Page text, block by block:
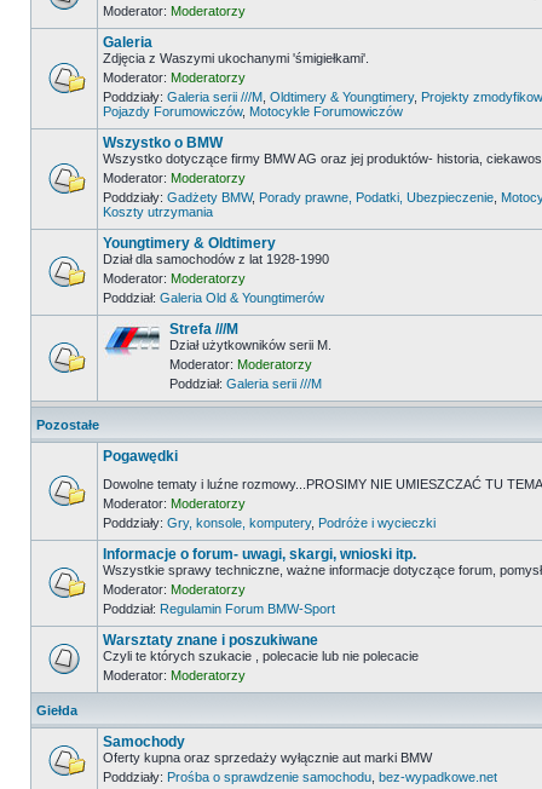
Moderator: Moderatorzy
Galeria
Zdjęcia z Waszymi ukochanymi 'śmigiełkami'.
Moderator: Moderatorzy
Poddziały: Galeria serii ///M Oldtimery & Youngtimery, Projekty
Pojazdy Forumowiczów, Motocykle Forumowiczów
Wszystko o BMW
Wszystko dotyczące firmy BMW AG oraz jej produktów- historia,
Moderator: Moderatorzy
Poddziały: Gadżety BMW, Porady prawne, Podatki, Ubezpieczenie
Koszty utrzymania
Youngtimery & Oldtimery
Dział dla samochodów z lat 1928-1990
Moderator: Moderatorzy
Poddział: Galeria Old & Youngtimerów
Strefa ///M
Dział użytkowników serii M.
Moderator: Moderatorzy
Poddział: Galeria serii ///M
Pozostałe
Pogawędki
Dowolne tematy i luźne rozmowy...PROSIMY NIE UMIESZCZAĆ TU
Moderator: Moderatorzy
Poddziały: Gry, konsole, komputery, Podróże i wycieczki
Informacje o forum- uwagi, skargi, wnioski itp.
Wszystkie sprawy techniczne, ważne informacje dotyczące forum,
Moderator: Moderatorzy
Poddział: Regulamin Forum BMW-Sport
Warsztaty znane i poszukiwane
Czyli te których szukacie , polecacie lub nie polecacie
Moderator: Moderatorzy
Giełda
Samochody
Oferty kupna oraz sprzedaży wyłącznie aut marki BMW
Poddziały: Prośba o sprawdzenie samochodu bez-wypadkowe.net